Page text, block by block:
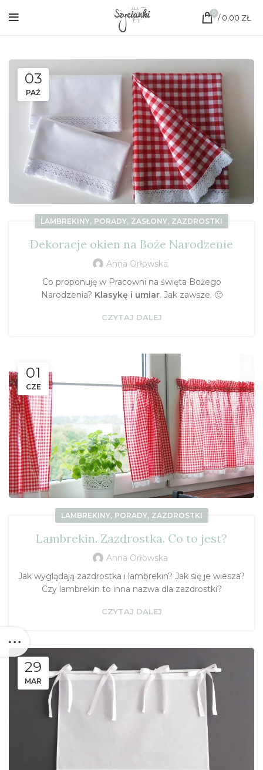
0 / 0,00 ZŁ
03
PAŹ
LAMBREKINY, PORADY, ZASŁONY, ZAZDROSTKI
Dekoracje okien na Boże Narodzenie
Anna Orłowska
Co proponuję w Pracowni na święta Bożego
Narodzenia? Klasykę i umiar. Jak zawsze. 🙂
CZYTAJ DALEJ
01
CZE
LAMBREKINY, PORADY, ZAZDROSTKI
Lambrekin. Zazdrostka. Co to jest?
Anna Orłowska
Jak wyglądają zazdrostka i lambrekin? Jak się je wiesza?
Czy lambrekin to inna nazwa dla zazdrostki?
CZYTAJ DALEJ
29
MAR